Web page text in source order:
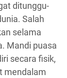
ditunggu-
Salah
selama
Mandi puasa
secara fisik,
mendalam